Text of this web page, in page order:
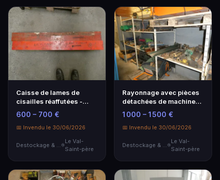
Caisse de lames de
cisailles réaffutées -
Outil professionnel
600 – 700 €
📅 Invendu le 30/06/2026
Le Val-
Saint-père
Rayonnage avec pièces
détachées de machines-
outils
1 000 – 1 500 €
📅 Invendu le 30/06/2026
Le Val-
Saint-père